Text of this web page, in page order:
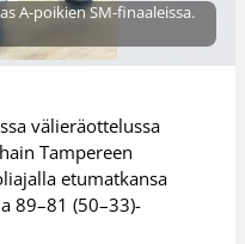
A-poikien SM-finaaleissa.
välieräottelussa
Tampereen
etumatkansa
89–81 (50–33)-